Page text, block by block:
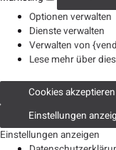
Optionen verwalten
Dienste verwalten
Verwalten von
Lese mehr über
Cookies akzeptieren
Einstellungen
Einstellungen anzeigen